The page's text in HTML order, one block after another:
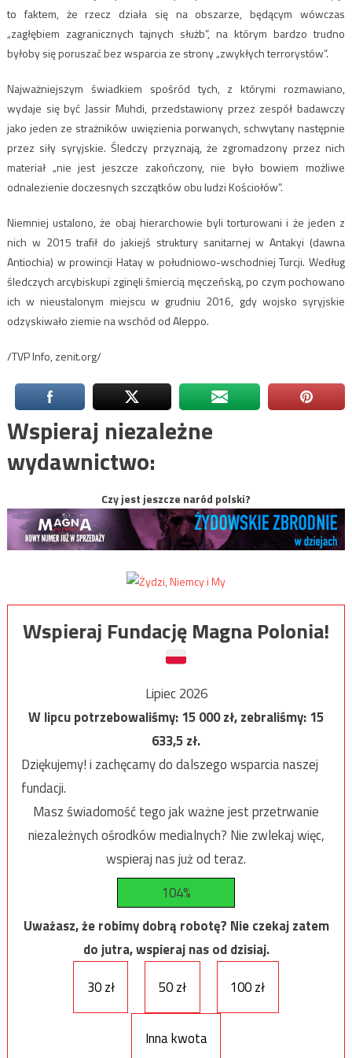
to faktem, że rzecz działa się na obszarze, będącym wówczas
„zagłębiem zagranicznych tajnych służb”, na którym bardzo trudno
byłoby się poruszać bez wsparcia ze strony „zwykłych terrorystów”.
Najważniejszym świadkiem spośród tych, z którymi rozmawiano,
wydaje się być Jassir Muhdi, przedstawiony przez zespół badawczy
jako jeden ze strażników uwięzienia porwanych, schwytany następnie
przez siły syryjskie. Śledczy przyznają, że zgromadzony przez nich
materiał „nie jest jeszcze zakończony, nie było bowiem możliwe
odnalezienie doczesnych szczątków obu ludzi Kościołów”.
Niemniej ustalono, że obaj hierarchowie byli torturowani i że jeden z
nich w 2015 trafił do jakiejś struktury sanitarnej w Antakyi (dawna
Antiochia) w prowincji Hatay w południowo-wschodniej Turcji. Według
śledczych arcybiskupi zginęli śmiercią męczeńską, po czym pochowano
ich w nieustalonym miejscu w grudniu 2016, gdy wojsko syryjskie
odzyskiwało ziemie na wschód od Aleppo.
/TVP Info, zenit.org/
Wspieraj niezależne
wydawnictwo:
Czy jest jeszcze naród polski?
Wspieraj Fundację Magna Polonia!
Lipiec 2026
W lipcu potrzebowaliśmy:15 000zł, zebraliśmy:15
633,5zł.
Dziękujemy! i zachęcamy do dalszego wsparcia naszej
fundacji.
Masz świadomość tego jak ważne jest przetrwanie
niezależnych ośrodków medialnych? Nie zwlekaj więc,
wspieraj nas już od teraz.
104%
Uważasz, że robimy dobrą robotę? Nie czekaj zatem
do jutra, wspieraj nas od dzisiaj.
30 zł
50 zł 100 zł
Inna kwota